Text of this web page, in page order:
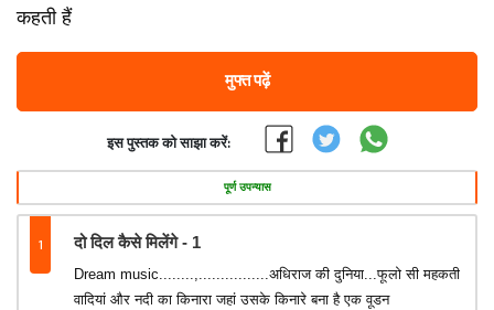
कहती हैं
मुफ्त पढ़ें
इस पुस्तक को साझा करें:
पूर्ण उपन्यास
1 दो दिल कैसे मिलेंगे - 1
Dream music........,................अधिराज की दुनिया...फूलो सी महकती
वादियां और नदी का किनारा जहां उसके किनारे बना है एक वूडन